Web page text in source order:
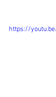
https://